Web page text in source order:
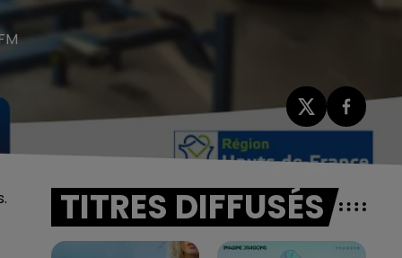
TITRES DIFFUSÉS